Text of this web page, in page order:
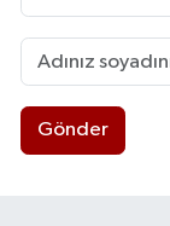
Gönder